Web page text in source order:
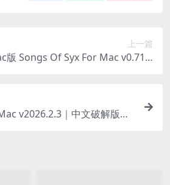
上一篇
版 Songs Of Syx For Mac v0.71.3
v2026.2.3｜中文破解版｜